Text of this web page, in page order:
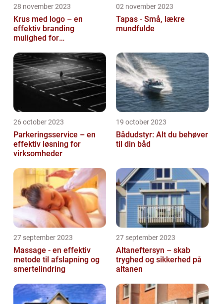
28 november 2023
Krus med logo – en
effektiv branding
mulighed for
02 november 2023
Tapas - Små, lækre
mundfulde
26 october 2023
Parkeringsservice – en
effektiv løsning for
virksomheder
19 october 2023
Bådudstyr: Alt du behøver
til din båd
27 september 2023
Massage - en effektiv
metode til afslapning og
smertelindring
27 september 2023
Altaneftersyn – skab
tryghed og sikkerhed på
altanen